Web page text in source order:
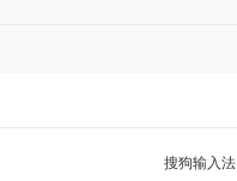
搜狗输入法